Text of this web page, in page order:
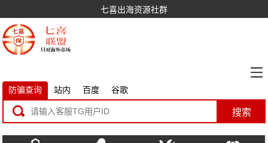
七喜出海资源社群
防骗查询 站内 百度 谷歌
搜索